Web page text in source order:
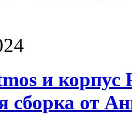
и корпус
сборка от